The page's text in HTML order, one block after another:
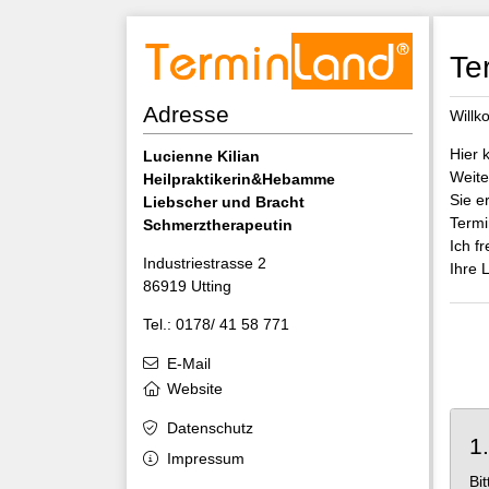
Hier
Sie
Ich
Ihre
Adresse
Lucienne Kilian
Heilpraktikerin&Hebamme
Liebscher und Bracht
Schmerztherapeutin
Industriestrasse 2
86919 Utting
Tel.: 0178/ 41 58 771
E-Mail
Website
Datenschutz
Impressum